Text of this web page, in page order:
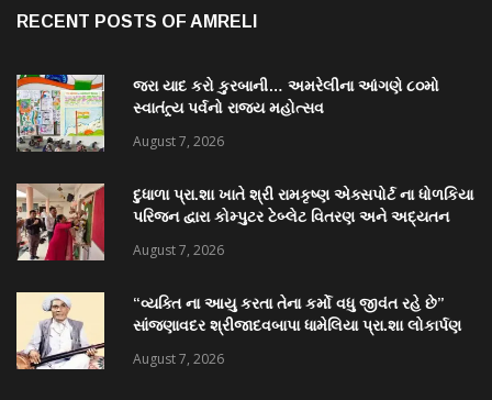
RECENT POSTS OF AMRELI
જરા યાદ કરો કુરબાની… અમરેલીના આંગણે ૮૦મો
સ્વાતંત્ર્ય પર્વનો રાજ્ય મહોત્સવ
August 7, 2026
દુધાળા પ્રા.શા ખાતે શ્રી રામકૃષ્ણ એક્સપોર્ટ ના ધોળકિયા
પરિજન દ્વારા કોમ્પુટર ટેબ્લેટ વિતરણ અને અદ્યતન
August 7, 2026
“વ્યક્તિ ના આયુ કરતા તેના કર્મો વધુ જીવંત રહે છે”
સાંજણાવદર શ્રીજાદવબાપા ધામેલિયા પ્રા.શા લોકાર્પણ
August 7, 2026